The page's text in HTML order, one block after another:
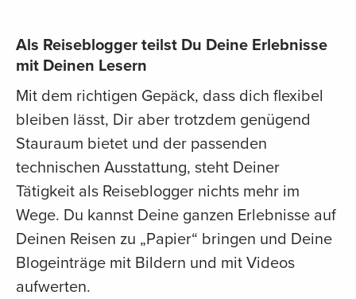
Als Reiseblogger teilst Du Deine Erlebnisse
mit Deinen Lesern
Mit dem richtigen Gepäck, dass dich flexibel
bleiben lässt, Dir aber trotzdem genügend
Stauraum bietet und der passenden
technischen Ausstattung, steht Deiner
Tätigkeit als Reiseblogger nichts mehr im
Wege. Du kannst Deine ganzen Erlebnisse auf
Deinen Reisen zu „Papier“ bringen und Deine
Blogeinträge mit Bildern und mit Videos
aufwerten.